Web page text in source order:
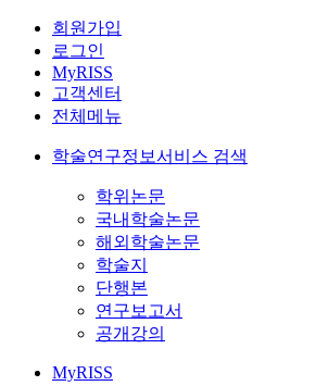
회원가입
로그인
MyRISS
고객센터
전체메뉴
학술연구정보서비스 검색
학위논문
국내학술논문
해외학술논문
학술지
단행본
연구보고서
공개강의
MyRISS